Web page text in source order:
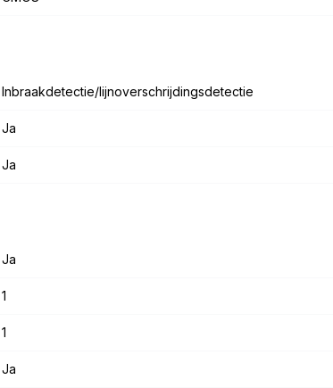
Inbraakdetectie/lijnoverschrijdingsdetectie
Ja
Ja
Ja
1
1
Ja